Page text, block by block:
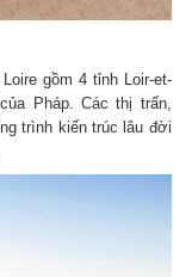
gồm 4 tỉnh Loir-et-
Pháp. Các thị trấn,
trình kiến trúc lâu đời